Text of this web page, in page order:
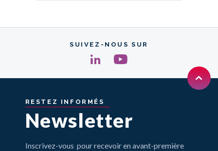
SUIVEZ-NOUS SUR
RESTEZ INFORMÉS
Newsletter
Inscrivez-vous pour recevoir en avant-première